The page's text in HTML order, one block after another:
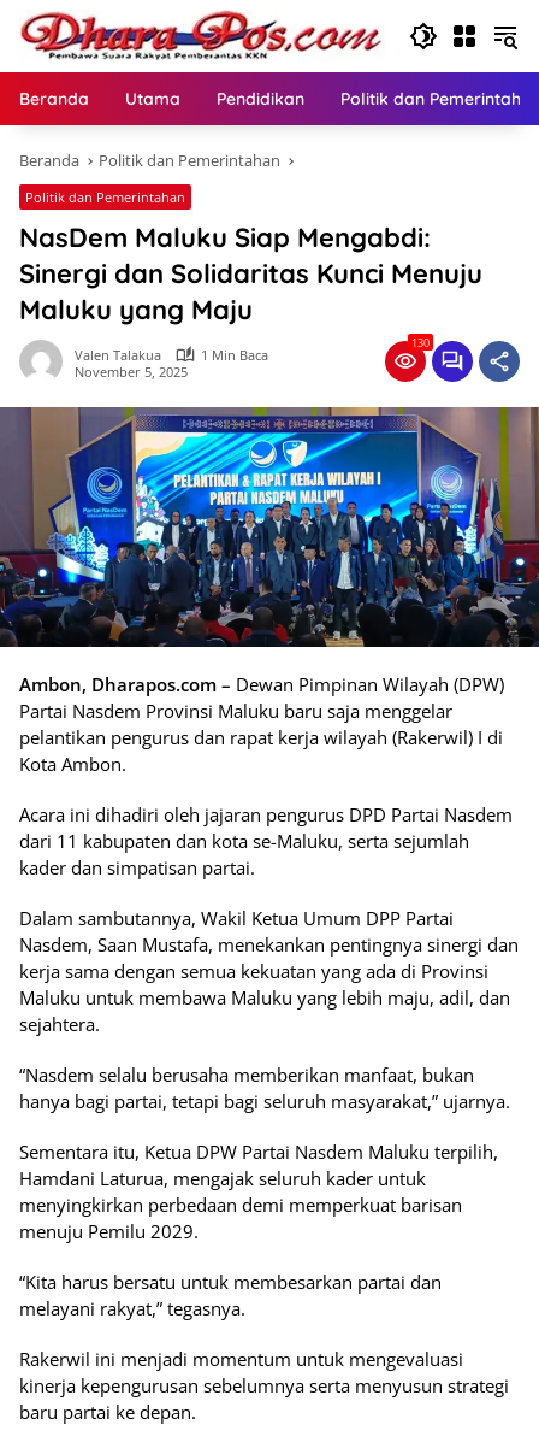
Langsung
konten
Beranda Utama Pendidikan Politik dan
Beranda Politik dan Pemerintahan
Politik dan Pemerintahan
NasDem Maluku Siap Mengabdi:
Sinergi dan Solidaritas Kunci Menuju
Maluku yang Maju
Valen Talakua
1 Min Baca
November 5, 2025
130
Ambon, Dharapos.com – Dewan Pimpinan Wilayah (DPW)
Partai Nasdem Provinsi Maluku baru saja menggelar
pelantikan pengurus dan rapat kerja wilayah (Rakerwil) I di
Kota Ambon.
Acara ini dihadiri oleh jajaran pengurus DPD Partai Nasdem
dari 11 kabupaten dan kota se-Maluku, serta sejumlah
kader dan simpatisan partai.
Dalam sambutannya, Wakil Ketua Umum DPP Partai
Nasdem, Saan Mustafa, menekankan pentingnya sinergi dan
kerja sama dengan semua kekuatan yang ada di Provinsi
Maluku untuk membawa Maluku yang lebih maju, adil, dan
sejahtera.
“Nasdem selalu berusaha memberikan manfaat, bukan
hanya bagi partai, tetapi bagi seluruh masyarakat,” ujarnya.
Sementara itu, Ketua DPW Partai Nasdem Maluku terpilih,
Hamdani Laturua, mengajak seluruh kader untuk
menyingkirkan perbedaan demi memperkuat barisan
menuju Pemilu 2029.
“Kita harus bersatu untuk membesarkan partai dan
melayani rakyat,” tegasnya.
Rakerwil ini menjadi momentum untuk mengevaluasi
kinerja kepengurusan sebelumnya serta menyusun strategi
baru partai ke depan.